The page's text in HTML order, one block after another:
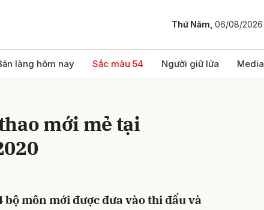
Thứ Năm, 06/08/2026
làng hôm nay Sắc màu 54 Người giữ lửa Media
mới mẻ tại
bộ môn mới được đưa vào thi đấu và
luận
Hủy